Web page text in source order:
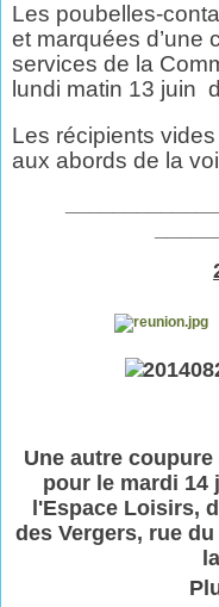
Les poubelles-
et marquées d’une
services de la
lundi matin 13 juin
Les récipients
aux abords de la
Une autre
pour le mardi 14
l'Espace Loisirs,
des Vergers, rue